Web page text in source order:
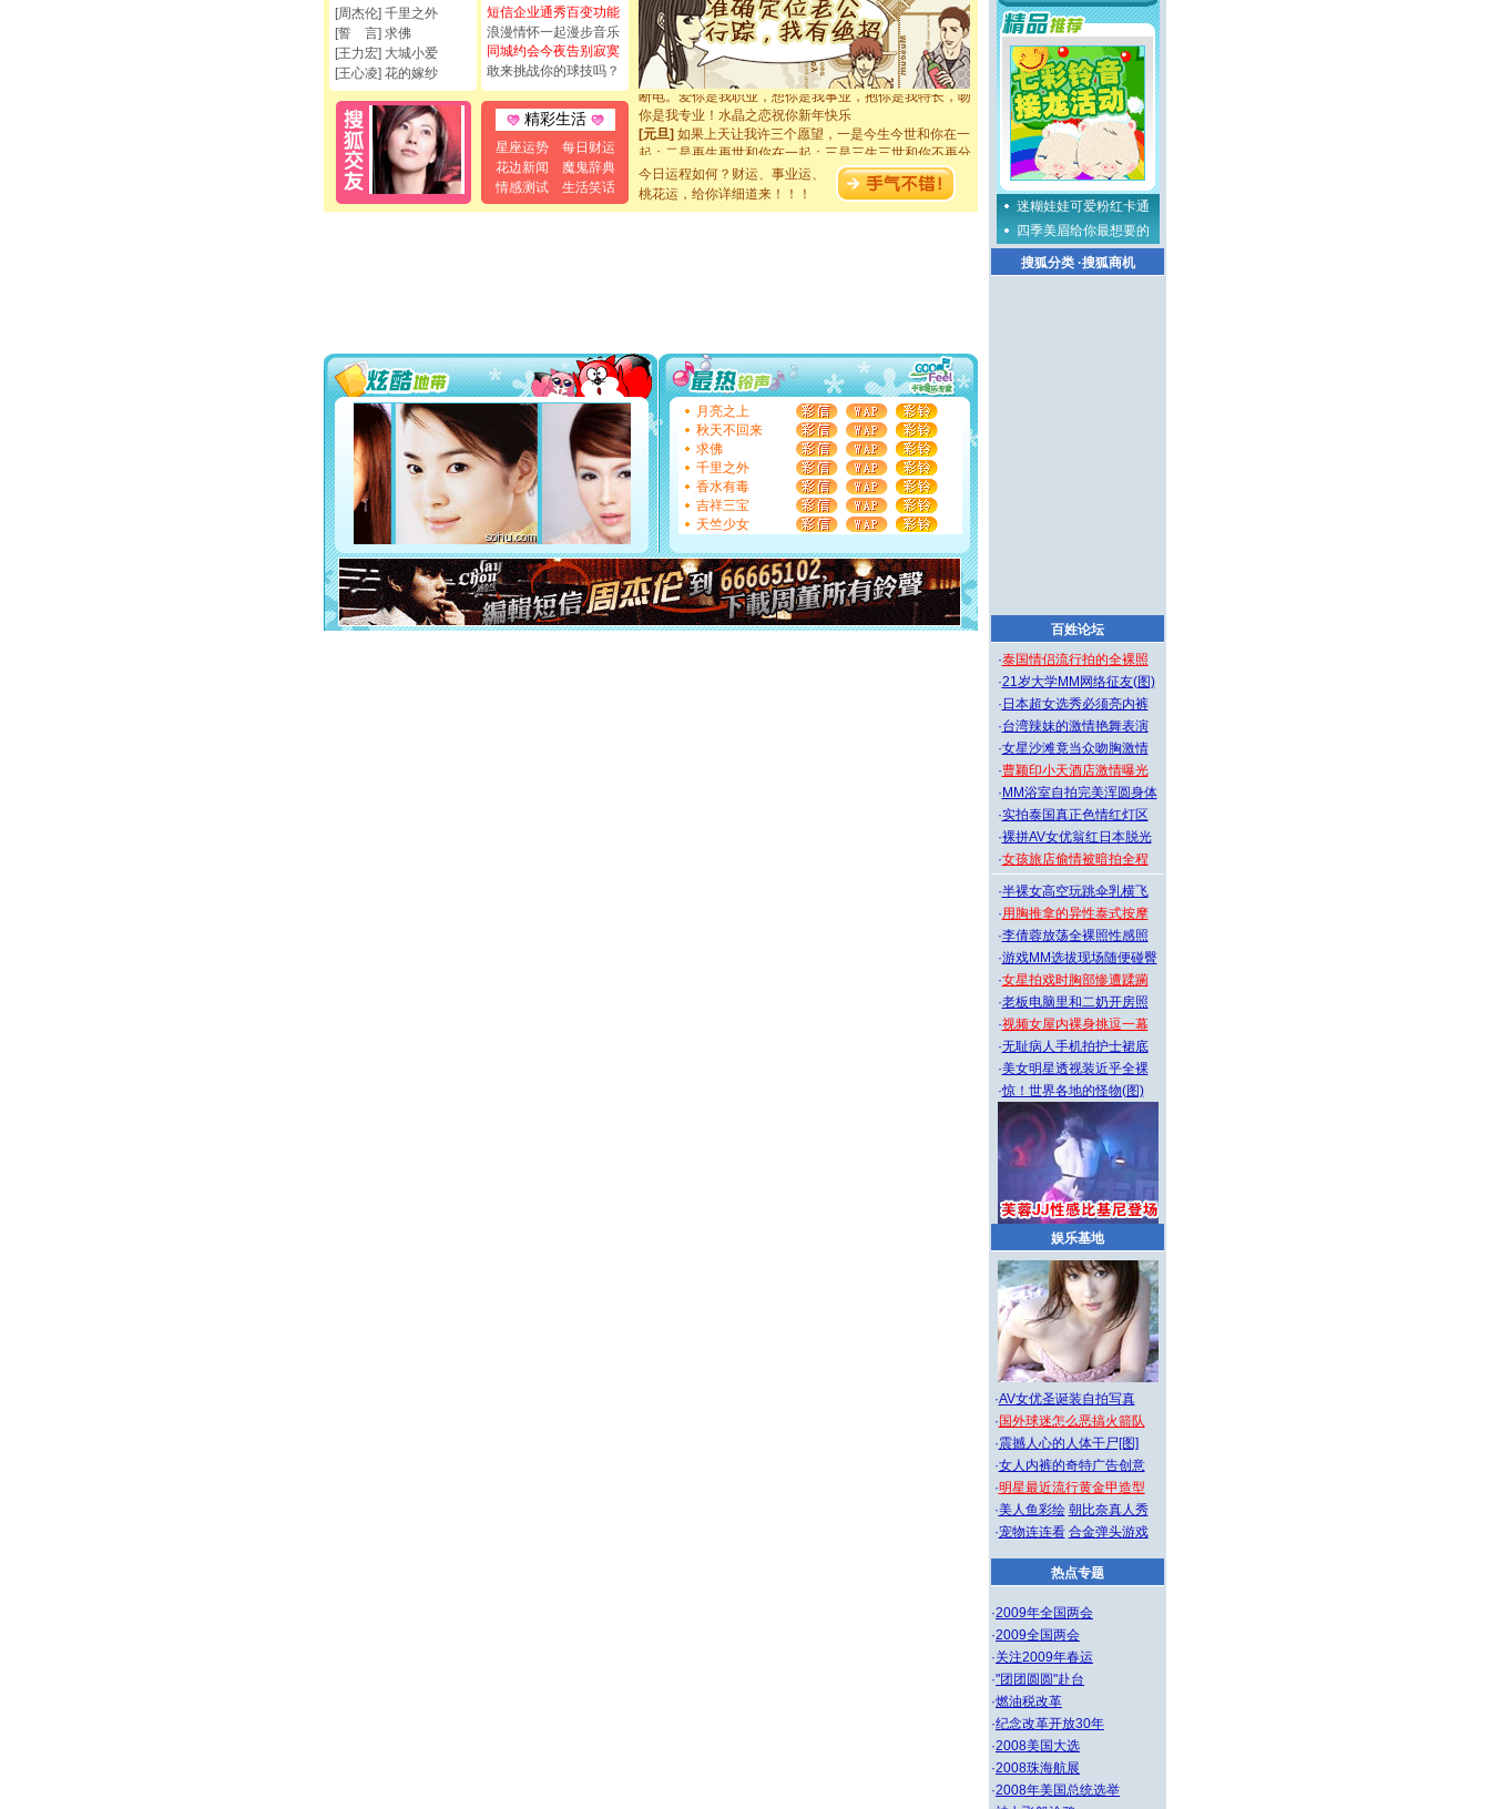
[周杰伦] 千里之外
[誓 言] 求佛
[王力宏] 大城小爱
[王心凌] 花的嫁纱
短信企业通秀百变功能
浪漫情怀一起漫步音乐
同城约会今夜告别寂寞
敢来挑战你的球技吗？
精彩生活
星座运势
每日财运
花边新闻
魔鬼辞典
情感测试
生活笑话
都要快乐噢!
[圣诞节]奉上一颗祝福的心,在这个特别的日子里,愿幸福,
如意,快乐,鲜花,一切美好的祝愿与你同在.圣诞快乐!
[元旦]看到你我会触电；看不到你我要充电；没有你我会
断电。爱你是我职业，想你是我事业，抱你是我特长，吻
你是我专业！水晶之恋祝你新年快乐
[元旦]如果上天让我许三个愿望，一是今生今世和你在一
起；二是再生再世和你在一起；三是三生三世和你不再分
[元旦]当我狠下心扭头离去那一刻，你在我身后无助地哭
泣，这痛楚让我明白我多么爱你。我转身抱住你：这猪不
[圣诞节]圣诞节到了，想想没什么送给你的，又不打算给
你太多，只有给你五千万：千万快乐！千万要健康！千万
要平安！千万要知足！千万不要忘记我！
[圣诞节]不只这样的日子才会想起你,而是这样的日子才
能正大光明地骚扰你,告诉你,圣诞要快乐!新年要快乐!天天
都要快乐噢!
[圣诞节]奉上一颗祝福的心,在这个特别的日子里,愿幸福,
如意,快乐,鲜花,一切美好的祝愿与你同在.圣诞快乐!
[元旦]
看到你我会触电；看不到你我要充电；没有你我会
断电。爱你是我职业，想你是我事业，抱你是我特长，吻
你是我专业！水晶之恋祝你新年快乐
[元旦]如果上天让我许三个愿望，一是今生今世和你在一
起；二是再生再世和你在一起；三是三生三世和你不再分
离。水晶之恋祝你新年快乐
[元旦]当我狠下心扭头离去那一刻，你在我身后无助地哭
泣，这痛楚让我明白我多么爱你。我转身抱住你：这猪不
今日运程如何？财运、事业运、
桃花运，给你详细道来！！！
月亮之上
秋天不回来
求佛
千里之外
香水有毒
吉祥三宝
天竺少女
迷糊娃娃可爱粉红卡通
四季美眉给你最想要的
搜狐分类·搜狐商机
百姓论坛
·泰国情侣流行拍的全裸照
·21岁大学MM网络征友(图)
· 日本超女选秀必须亮内裤
·台湾辣妹的激情艳舞表演
·女星沙滩竟当众吻胸激情
·曹颖印小天酒店激情曝光
· MM浴室自拍完美浑圆身体
·实拍泰国真正色情红灯区
·裸拼AV女优翁红日本脱光
·女孩旅店偷情被暗拍全程
·半裸女高空玩跳伞乳横飞
·用胸推拿的异性泰式按摩
·李倩蓉放荡全裸照性感照
·游戏MM选拔现场随便碰臀
·女星拍戏时胸部惨遭蹂躏
·老板电脑里和二奶开房照
·视频女屋内裸身挑逗一幕
·无耻病人手机拍护士裙底
·美女明星透视装近乎全裸
·惊！世界各地的怪物(图)
娱乐基地
·AV女优圣诞装自拍写真
· 国外球迷怎么恶搞火箭队
·震撼人心的人体干尸[图]
·女人内裤的奇特广告创意
·明星最近流行黄金甲造型
·美人鱼彩绘 朝比奈真人秀
·宠物连连看 合金弹头游戏
热点专题
·2009年全国两会
·2009全国两会
·关注2009年春运
·"团团圆圆"赴台
·燃油税改革
·纪念改革开放30年
·2008美国大选
·2008珠海航展
·2008年美国总统选举